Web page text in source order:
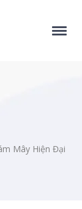
Mây Hiện Đại